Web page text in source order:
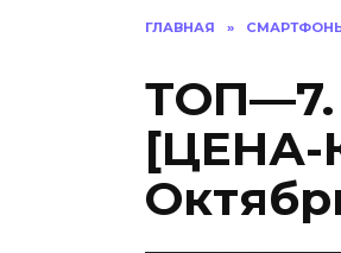
ГЛАВНАЯ »
ТОП—7.
[ЦЕНА-